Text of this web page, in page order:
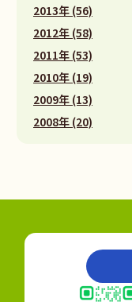
2013年 (56)
2012年 (58)
2011年 (53)
2010年 (19)
2009年 (13)
2008年 (20)